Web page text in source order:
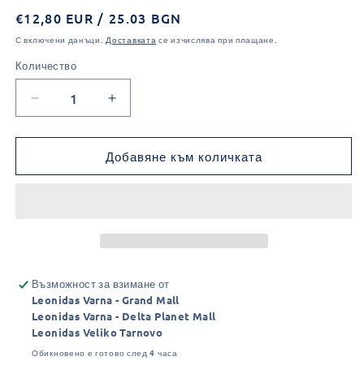
Обичайна
цена
€12,80 EUR / 25.03 BGN
С включени данъци.Доставката се изчислява при плащане.
Количество
Количество
Намаляване
на
количеството
Коледна
Увеличаване
на
количеството
за
Коледна
Добавяне към количката
Възможност за взимане от
Leonidas Varna - Grand Mall
Leonidas Varna - Delta Planet Mall
Leonidas Veliko Tarnovo
Обикновено е готово след 4 часа